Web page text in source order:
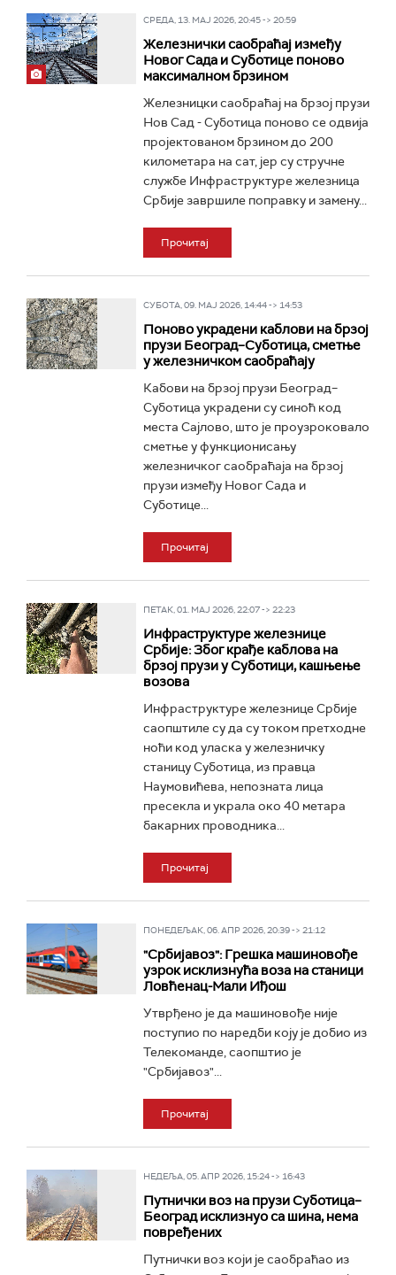
СРЕДА, 13. МАЈ 2026, 20:45 -> 20:59
Железнички саобраћај између
Новог Сада и Суботице поново
максималном брзином
Железницки саобраћај на брзој прузи
Нов Сад - Суботица поново се одвија
пројектованом брзином до 200
километара на сат, јер су стручне
службе Инфраструктуре железница
Србије завршиле поправку и замену...
Прочитај
СУБОТА, 09. МАЈ 2026, 14:44 -> 14:53
Поново украдени каблови на брзој
прузи Београд–Суботица, сметње
у железничком саобраћају
Кабови на брзој прузи Београд–
Суботица украдени су синоћ код
места Сајлово, што је проузроковало
сметње у функционисању
железничког саобраћаја на брзој
прузи између Новог Сада и
Суботице...
Прочитај
ПЕТАК, 01. МАЈ 2026, 22:07 -> 22:23
Инфраструктуре железнице
Србије: Због крађе каблова на
брзој прузи у Суботици, кашњење
возова
Инфраструктуре железнице Србије
саопштиле су да су током претходне
ноћи код уласка у железничку
станицу Суботица, из правца
Наумовићева, непозната лица
пресекла и украла око 40 метара
бакарних проводника...
Прочитај
ПОНЕДЕЉАК, 06. АПР 2026, 20:39 -> 21:12
"Србијавоз": Грешка машиновође
узрок исклизнућа воза на станици
Ловћенац-Мали Иђош
Утврђено је да машиновође није
поступио по наредби коју је добио из
Телекоманде, саопштио је
"Србијавоз"...
Прочитај
НЕДЕЉА, 05. АПР 2026, 15:24 -> 16:43
Путнички воз на прузи Суботица–
Београд исклизнуо са шина, нема
повређених
Путнички воз који је саобраћао из